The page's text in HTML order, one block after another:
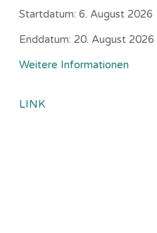
Startdatum: 6. August 2026
Enddatum: 20. August 2026
Weitere Informationen
LINK